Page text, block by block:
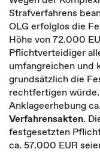
Strafverfahrens
OLG erfolglos die
Höhe von 72.000
Pflichtverteidiger
umfangreichen und
grundsätzlich die
rechtfertigen
Anklageerhebung ca.
Verfahrensakten.
festgesetzten
ca. 57.000 EUR